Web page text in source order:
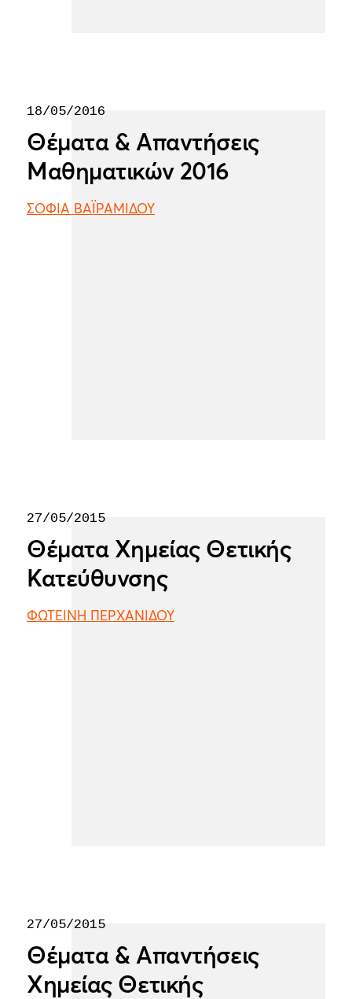
18/05/2016
Θέματα & Απαντήσεις
Μαθηματικών 2016
ΣΟΦΙΑ ΒΑΪΡΑΜΙΔΟΥ
27/05/2015
Θέματα Χημείας Θετικής
Κατεύθυνσης
ΦΩΤΕΙΝΗ ΠΕΡΧΑΝΙΔΟΥ
27/05/2015
Θέματα & Απαντήσεις
Χημείας Θετικής